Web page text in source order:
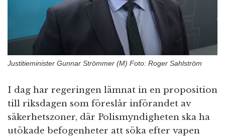
n
Justitieminister Gunnar Strömmer (M) Foto: Roger Sahlström
I dag har regeringen lämnat in en proposition
till riksdagen som föreslår införandet av
säkerhetszoner, där Polismyndigheten ska ha
utökade befogenheter att söka efter vapen